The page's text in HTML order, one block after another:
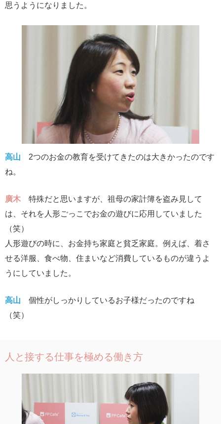
思うようになりました。
高山
2つのお金の教育を受けてきたのは大きかったのです
ね。
廣木
特殊だと思いますが、祖母の家計簿を盗み見して
は、それを人形ごっこでお金の遊びに応用していました
（笑）
人形遊びの時に、お金持ち家庭と貧乏家庭。例えば、着さ
せる洋服、食べ物、住まいなど消費しているものが違うよ
うにしていました。
高山
個性がしっかりしているお子様だったのですね
（笑）
人と接する仕事を極める働き方